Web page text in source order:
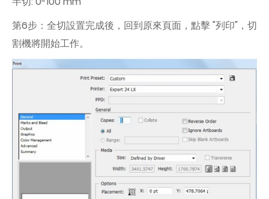
第6步：全切設置完成後，回到原來頁面，點擊 "列印"，切
割機將開始工作。